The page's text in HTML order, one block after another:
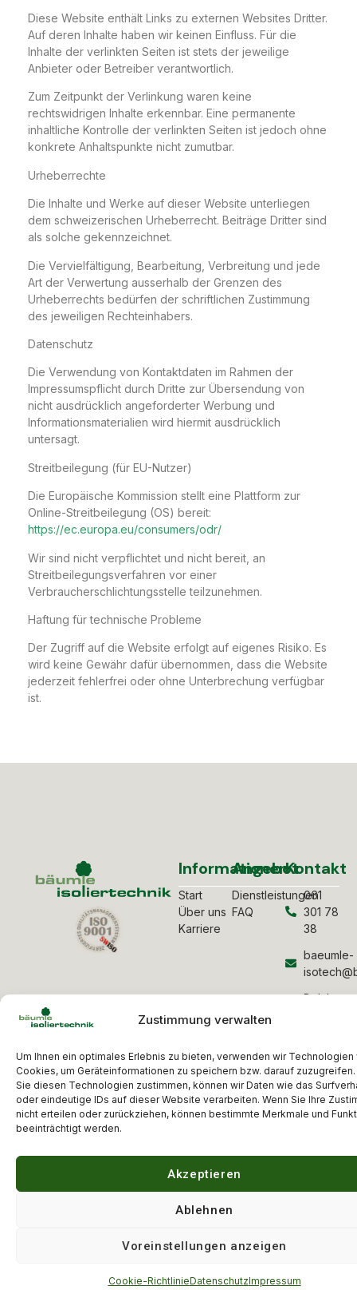
Zustimmung verwalten
Um Ihnen ein optimales Erlebnis zu bieten, verwenden wir Technologien
Cookies, um Geräteinformationen zu speichern bzw. darauf zuzugreifen.
Sie diesen Technologien zustimmen, können wir Daten wie das
oder eindeutige IDs auf dieser Website verarbeiten. Wenn Sie Ihre
nicht erteilen oder zurückziehen, können bestimmte Merkmale und
beeinträchtigt werden.
Akzeptieren
Ablehnen
Voreinstellungen anzeigen
Cookie-RichtlinieDatenschutzImpressum
Diese Website enthält Links zu externen Websites Dritter.
Auf deren Inhalte haben wir keinen Einfluss. Für die
Inhalte der verlinkten Seiten ist stets der jeweilige
Anbieter oder Betreiber verantwortlich.
Zum Zeitpunkt der Verlinkung waren keine
rechtswidrigen Inhalte erkennbar. Eine permanente
inhaltliche Kontrolle der verlinkten Seiten ist jedoch ohne
konkrete Anhaltspunkte nicht zumutbar.
Urheberrechte
Die Inhalte und Werke auf dieser Website unterliegen
dem schweizerischen Urheberrecht. Beiträge Dritter sind
als solche gekennzeichnet.
Die Vervielfältigung, Bearbeitung, Verbreitung und jede
Art der Verwertung ausserhalb der Grenzen des
Urheberrechts bedürfen der schriftlichen Zustimmung
des jeweiligen Rechteinhabers.
Datenschutz
Die Verwendung von Kontaktdaten im Rahmen der
Impressumspflicht durch Dritte zur Übersendung von
nicht ausdrücklich angeforderter Werbung und
Informationsmaterialien wird hiermit ausdrücklich
untersagt.
Streitbeilegung (für EU-Nutzer)
Die Europäische Kommission stellt eine Plattform zur
Online-Streitbeilegung (OS) bereit:
https://ec.europa.eu/consumers/odr/
Wir sind nicht verpflichtet und nicht bereit, an
Streitbeilegungsverfahren vor einer
Verbraucherschlichtungsstelle teilzunehmen.
Haftung für technische Probleme
Der Zugriff auf die Website erfolgt auf eigenes Risiko. Es
wird keine Gewähr dafür übernommen, dass die Website
jederzeit fehlerfrei oder ohne Unterbrechung verfügbar
ist.
Informationen
Start
Über uns
Karriere
Angebot
Dienstleistungen
FAQ
Kontakt
061
301 78
38
baeumle-
Designed by Spaeth-Wiesner © 2026 Bäumle
Isoliertechnik. All Rights Reserved.
ImpressumDatenschutz